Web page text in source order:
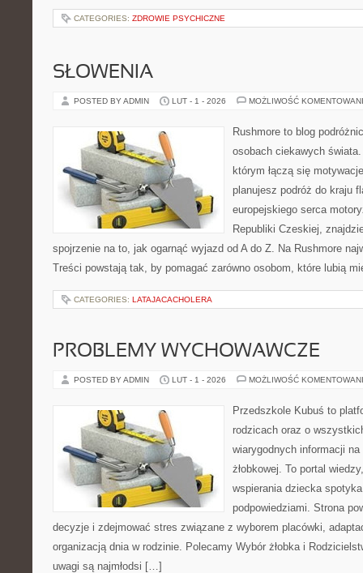
CATEGORIES: ZDROWIE PSYCHICZNE
SŁOWENIA
POSTED BY ADMIN LUT - 1 - 2026 MOŻLIWOŚĆ
Rushmore to blog
osobach ciekawych
którym łączą się
planujesz podróż do kraju
europejskiego serca
Republiki Czeskiej,
spojrzenie na to, jak ogarnąć wyjazd od A do Z. Na Rushmore
Treści powstają tak, by pomagać zarówno osobom, które lubią
CATEGORIES: LATAJACACHOLERA
PROBLEMY WYCHOWAWCZE
POSTED BY ADMIN LUT - 1 - 2026 MOŻLIWOŚĆ
Przedszkole Kubuś to
rodzicach oraz o
wiarygodnych informacji
żłobkowej. To portal
wspierania dziecka
podpowiedziami. Strona
decyzje i zdejmować stres związane z wyborem placówki,
organizacją dnia w rodzinie. Polecamy Wybór żłobka i
uwagi są najmłodsi […]